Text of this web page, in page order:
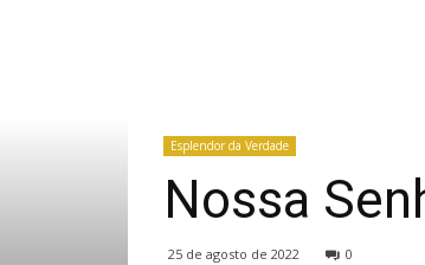
Esplendor da Verdade
Nossa
25 de agosto de 2022 0